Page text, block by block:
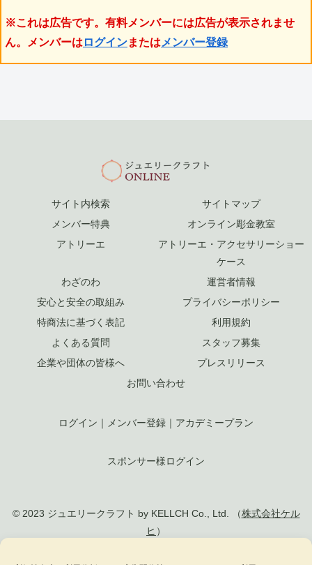
※これは広告です。有料メンバーには広告が表示されませ
ん。メンバーは ログインまたは メンバー登録
サイト内検索
サイトマップ
メンバー特典
オンライン彫金教室
アトリーエ
アトリーエ・アクセサリーショー
ケース
わざのわ
運営者情報
安心と安全の取組み
プライバシーポリシー
特商法に基づく表記
利用規約
よくある質問
スタッフ募集
企業や団体の皆様へ
プレスリリース
お問い合わせ
ログイン ｜ メンバー登録 ｜ アカデミープラン
スポンサー様ログイン
© 2023 ジュエリークラフト by KELLCH Co., Ltd. （株式会社ケル
ヒ ）